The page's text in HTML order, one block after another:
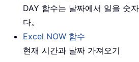
DAY 함수는 날짜에서 일을 숫
다。
Excel NOW 함수
현재 시간과 날짜 가져오기